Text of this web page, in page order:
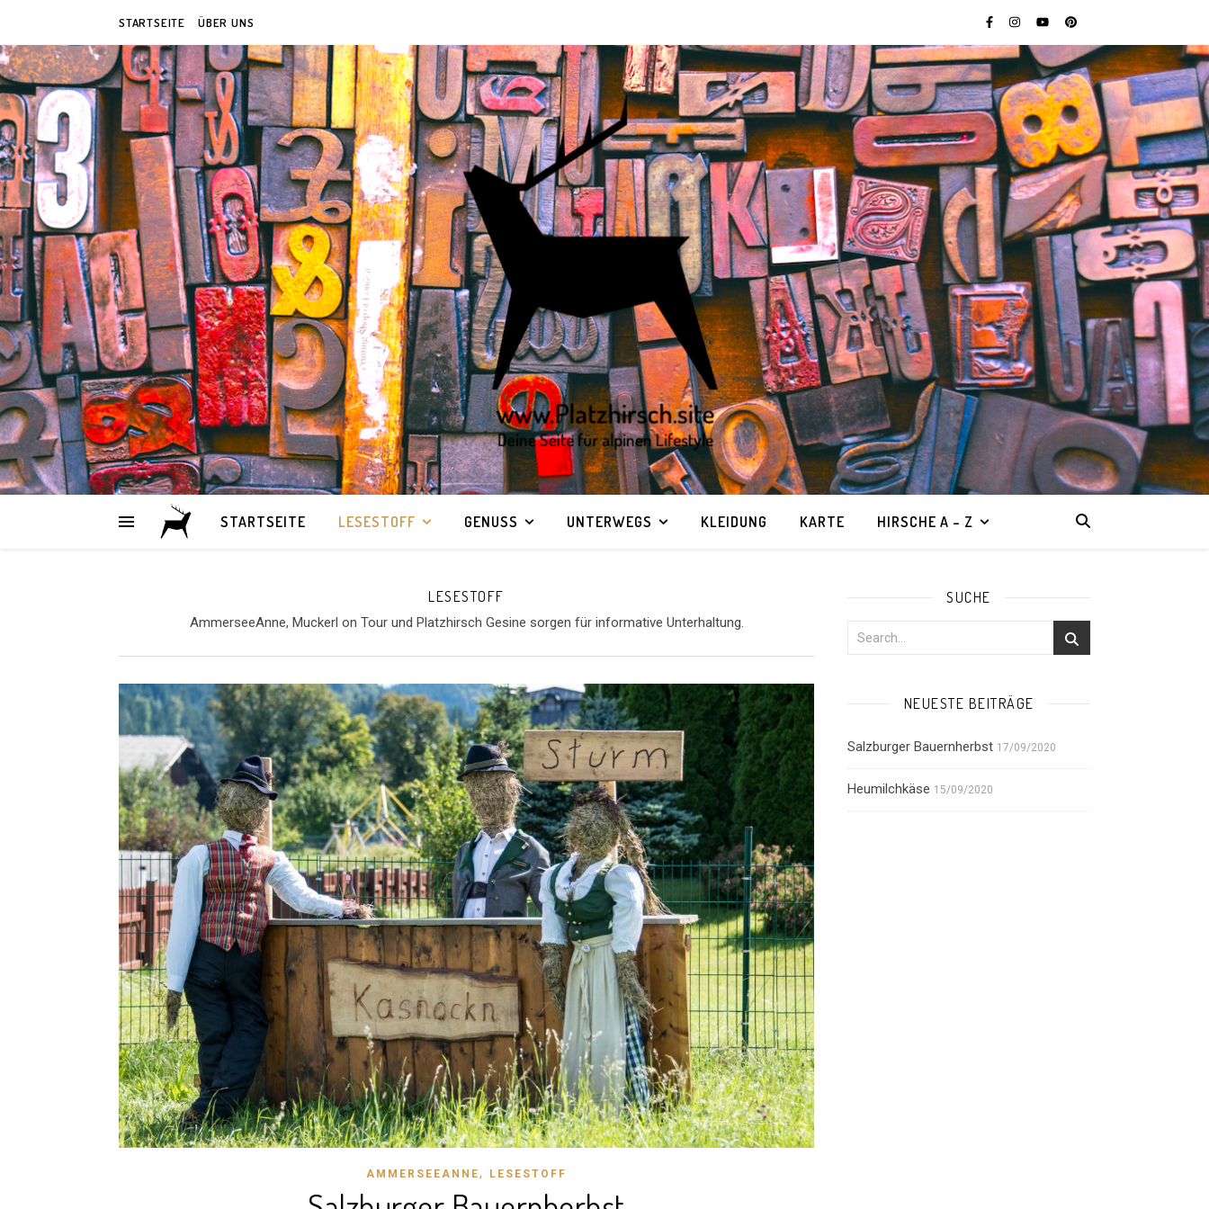
STARTSEITE ÜBER UNS
STARTSEITE LESESTOFF GENUSS UNTERWEGS KLEIDUNG KARTE HIRSCHE A – Z
LESESTOFF
AmmerseeAnne, Muckerl on Tour und Platzhirsch Gesine sorgen für informative Unterhaltung.
AMMERSEEANNE, LESESTOFF
SUCHE
NEUESTE BEITRÄGE
Salzburger Bauernherbst 17/09/2020
Heumilchkäse 15/09/2020